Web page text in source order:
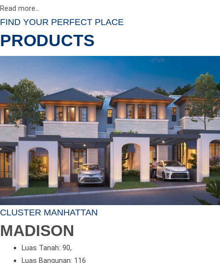
Read more...
FIND YOUR PERFECT PLACE
PRODUCTS
CLUSTER MANHATTAN
MADISON
Luas Tanah: 90,
Luas Bangunan: 116